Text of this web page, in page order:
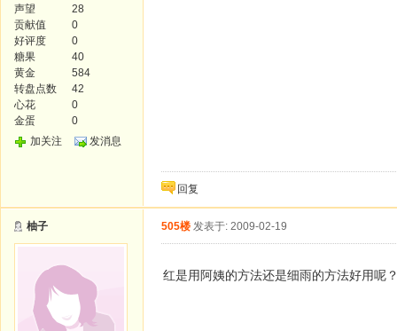
声望
28
贡献值
0
好评度
0
糖果
40
黄金
584
转盘点数
42
心花
0
金蛋
0
加关注
发消息
回复
柚子 505楼 发表于: 2009-02-19
红是用阿姨的方法还是细雨的方法好用呢